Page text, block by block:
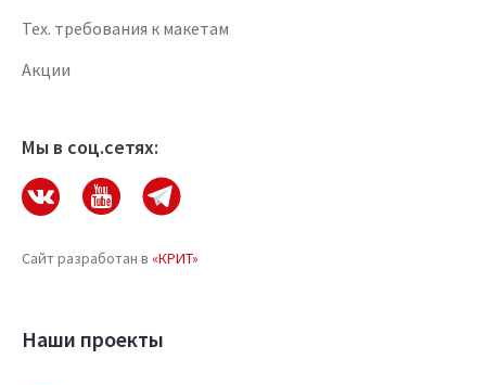
Тех. требования к макетам
Акции
Мы в соц.сетях:
Сайт разработан в «КРИТ»
Наши проекты